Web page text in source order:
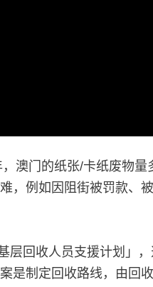
澳门的纸张/卡纸废物
，例如因阻街被罚款、
回收人员支援计划」
制定回收路线，由回